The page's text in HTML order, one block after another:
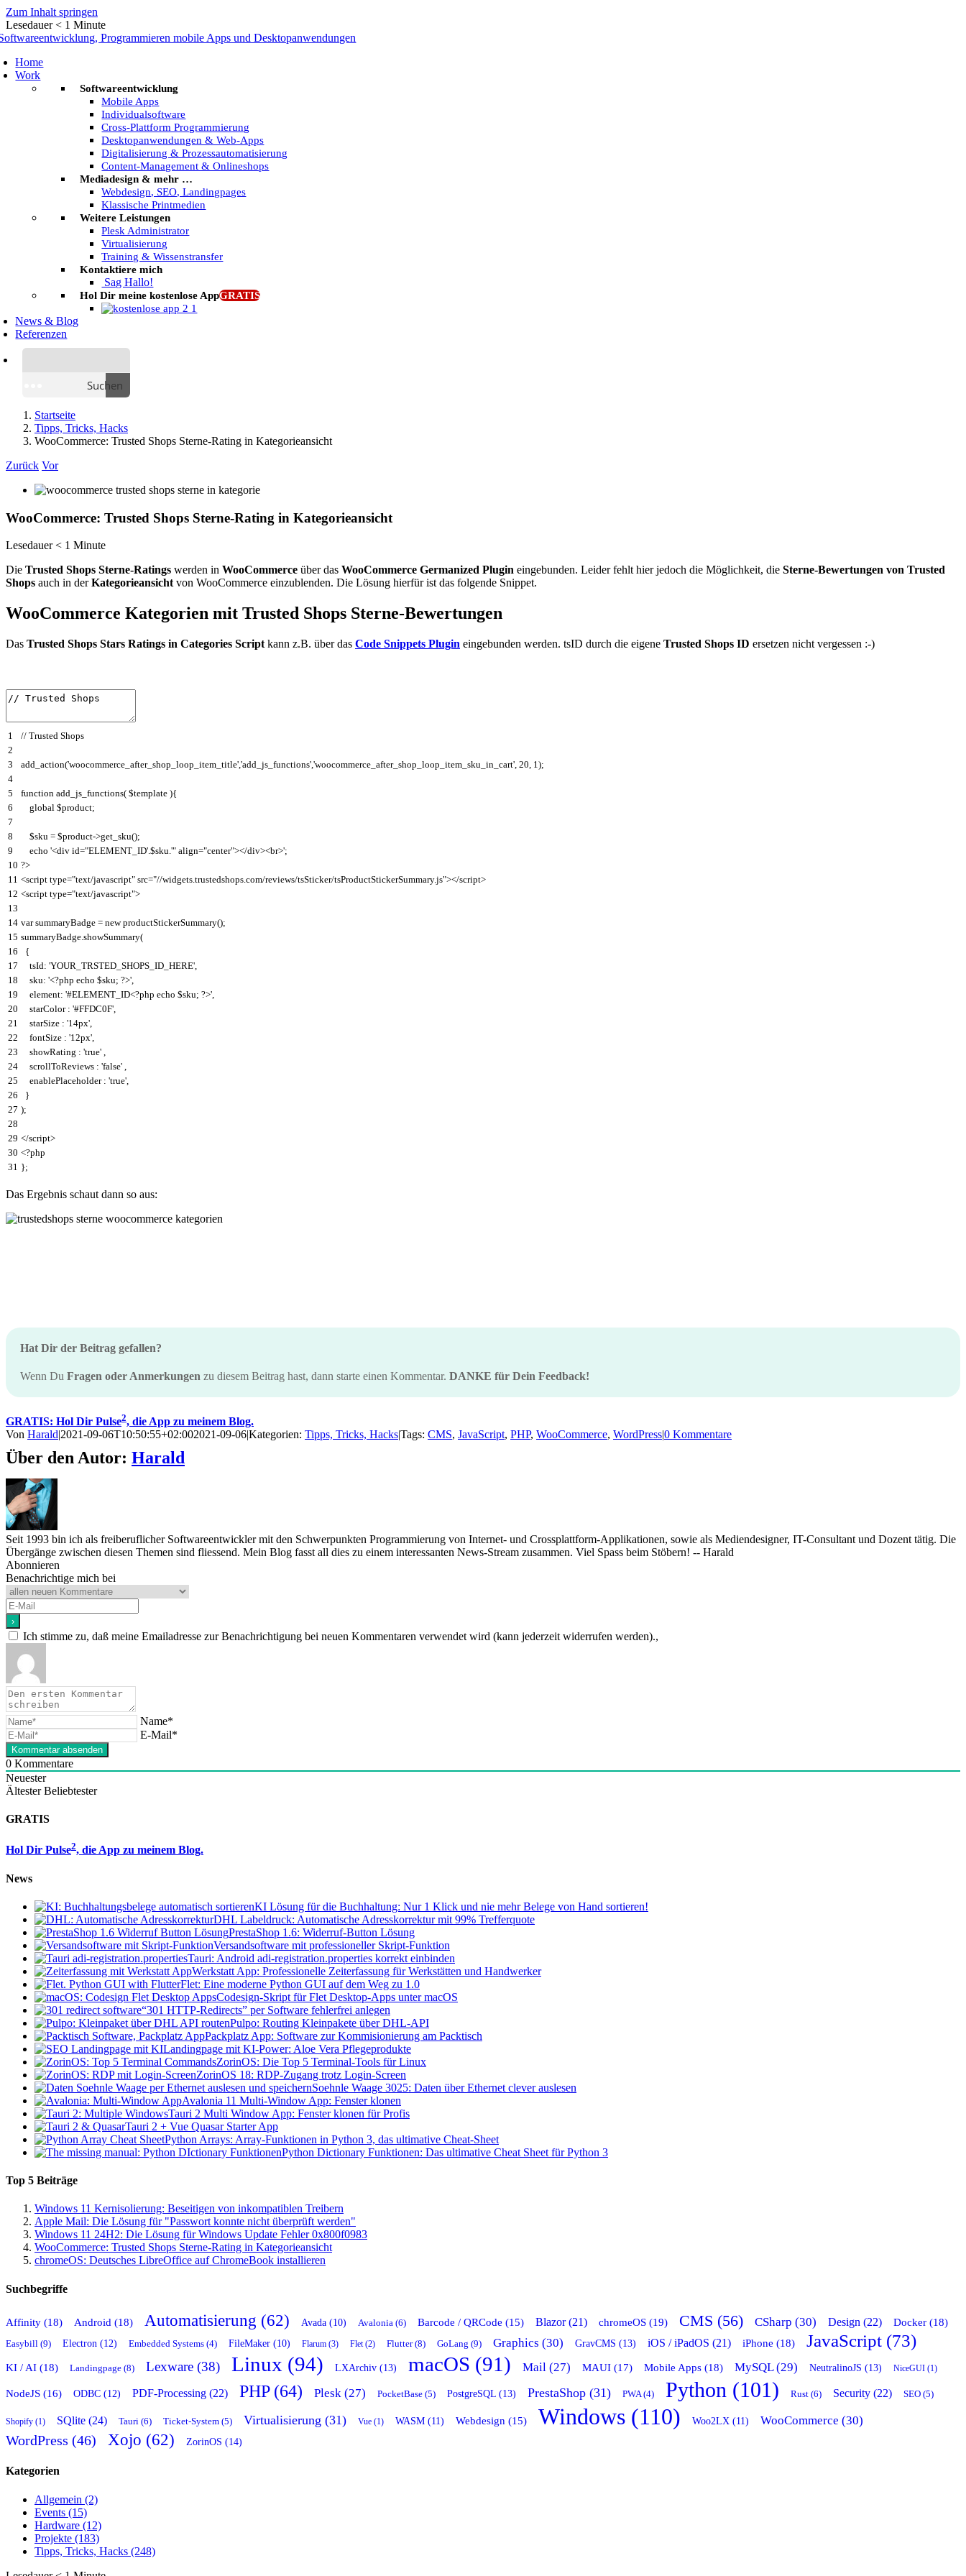
Zum Inhalt springen
Lesedauer < 1 Minute
Home
Work
Softwareentwicklung
Mobile Apps
Individualsoftware
Cross-Plattform Programmierung
Desktopanwendungen & Web-Apps
Digitalisierung & Prozessautomatisierung
Content-Management & Onlineshops
Mediadesign & mehr …
Webdesign, SEO, Landingpages
Klassische Printmedien
Weitere Leistungen
Plesk Administrator
Virtualisierung
Training & Wissenstransfer
Kontaktiere mich
Sag Hallo!
Hol Dir meine kostenlose AppGRATIS
News & Blog
Referenzen
Suchen
Startseite
Tipps, Tricks, Hacks
WooCommerce: Trusted Shops Sterne-Rating in Kategorieansicht
Zurück Vor
WooCommerce: Trusted Shops Sterne-Rating in Kategorieansicht
Lesedauer < 1 Minute
Die Trusted Shops Sterne-Ratings werden in WooCommerce über das WooCommerce Germanized Plugin eingebunden. Leider fehlt hier jedoch die Möglichkeit, die Sterne-Bewertungen von Trusted
Shops auch in derKategorieansichtvon WooCommerce einzublenden. Die Lösung hierfür ist das folgende Snippet.
WooCommerce Kategorien mit Trusted Shops Sterne-Bewertungen
Das Trusted Shops Stars Ratings in Categories Script kann z.B. über das Code Snippets Plugin eingebunden werden. tsID durch die eigene Trusted Shops ID ersetzen nicht vergessen :-)
1
2
3
4
5
6
7
8
9
10
11
12
13
14
15
16
17
18
19
20
21
22
23
24
25
26
27
28
29
30
31
// Trusted Shops
add_action('woocommerce_after_shop_loop_item_title' 'add_js_functions' 'woocommerce_after_shop_loop_item_sku_in_cart' 20 1 );
function add_js_functions( $template ){
global $product;
$sku = $product->get_sku();
echo '<div id="ELEMENT_ID' $sku '" align="center"></div><br>';
?>
<script type="text/javascript" src="//widgets.trustedshops.com/reviews/tsSticker/tsProductStickerSummary.js"></script>
<script type="text/javascript">
var summaryBadge = new productStickerSummary();
summaryBadge showSummary(
{
tsId: 'YOUR_TRSTED_SHOPS_ID_HERE'
sku: '<?php echo $sku; ?>'
element: '#ELEMENT_ID<?php echo $sku; ?>'
starColor : '#FFDC0F'
starSize : '14px'
fontSize : '12px'
showRating : 'true'
scrollToReviews : 'false'
enablePlaceholder : 'true'
}
);
</script>
<?php
};
Das Ergebnis schaut dann so aus:
Hat Dir der Beitrag gefallen?
Wenn Du Fragen oder Anmerkungen zu diesem Beitrag hast, dann starte einen Kommentar. DANKE für Dein Feedback!
GRATIS: Hol Dir Pulse2, die App zu meinem Blog.
Von Harald|2021-09-06T10:50:55+02:002021-09-06|Kategorien: Tipps, Tricks, Hacks|Tags: CMS, JavaScript, PHP, WooCommerce, WordPress|0 Kommentare
Über den Autor: Harald
Seit 1993 bin ich als freiberuflicher Softwareentwickler mit den Schwerpunkten Programmierung von Internet- und Crossplattform-Applikationen, sowie als Mediendesigner, IT-Consultant und Dozent tätig. Die
Übergänge zwischen diesen Themen sind fliessend. Mein Blog fasst all dies zu einem interessanten News-Stream zusammen. Viel Spass beim Stöbern! -- Harald
Abonnieren
Benachrichtige mich bei
Ich stimme zu, daß meine Emailadresse zur Benachrichtigung bei neuen Kommentaren verwendet wird (kann jederzeit widerrufen werden).,
Name*
E-Mail*
0 Kommentare
Neuester
Ältester Beliebtester
GRATIS
Hol Dir Pulse2, die App zu meinem Blog.
News
KI Lösung für die Buchhaltung: Nur 1 Klick und nie mehr Belege von Hand sortieren!
DHL Labeldruck: Automatische Adresskorrektur mit 99% Trefferquote
PrestaShop 1.6: Widerruf-Button Lösung
Versandsoftware mit professioneller Skript-Funktion
Tauri: Android adi-registration.properties korrekt einbinden
Werkstatt App: Professionelle Zeiterfassung für Werkstätten und Handwerker
Flet: Eine moderne Python GUI auf dem Weg zu 1.0
Codesign-Skript für Flet Desktop-Apps unter macOS
“301 HTTP-Redirects” per Software fehlerfrei anlegen
Pulpo: Routing Kleinpakete über DHL-API
Packplatz App: Software zur Kommisionierung am Packtisch
Landingpage mit KI-Power: Aloe Vera Pflegeprodukte
ZorinOS: Die Top 5 Terminal-Tools für Linux
ZorinOS 18: RDP-Zugang trotz Login-Screen
Soehnle Waage 3025: Daten über Ethernet clever auslesen
Avalonia 11 Multi-Window App: Fenster klonen
Tauri 2 Multi Window App: Fenster klonen für Profis
Tauri 2 + Vue Quasar Starter App
Python Arrays: Array-Funktionen in Python 3, das ultimative Cheat-Sheet
Python Dictionary Funktionen: Das ultimative Cheat Sheet für Python 3
Top 5 Beiträge
Windows 11 Kernisolierung: Beseitigen von inkompatiblen Treibern
Apple Mail: Die Lösung für "Passwort konnte nicht überprüft werden"
Windows 11 24H2: Die Lösung für Windows Update Fehler 0x800f0983
WooCommerce: Trusted Shops Sterne-Rating in Kategorieansicht
chromeOS: Deutsches LibreOffice auf ChromeBook installieren
Suchbegriffe
Affinity (18) Android (18) Automatisierung (62) Avada (10) Avalonia (6) Barcode / QRCode (15) Blazor (21) chromeOS (19) CMS (56) CSharp (30) Design (22) Docker (18)
Easybill (9) Electron (12) Embedded Systems (4) FileMaker (10) Flarum (3) Flet (2) Flutter (8) GoLang (9) Graphics (30) GravCMS (13) iOS / iPadOS (21) iPhone (18) JavaScript (73)
KI / AI (18) Landingpage (8) Lexware (38) Linux (94) LXArchiv (13) macOS (91) Mail (27) MAUI (17) Mobile Apps (18) MySQL (29) NeutralinoJS (13) NiceGUI (1)
NodeJS (16) ODBC (12) PDF-Processing (22) PHP (64) Plesk (27) PocketBase (5) PostgreSQL (13) PrestaShop (31) PWA (4) Python (101) Rust (6) Security (22) SEO (5)
Shopify (1) SQlite (24) Tauri (6) Ticket-System (5) Virtualisierung (31) Vue (1) WASM (11) Webdesign (15) Windows (110) Woo2LX (11) WooCommerce (30)
WordPress (46) Xojo (62) ZorinOS (14)
Kategorien
Allgemein (2)
Events (15)
Hardware (12)
Projekte (183)
Tipps, Tricks, Hacks (248)